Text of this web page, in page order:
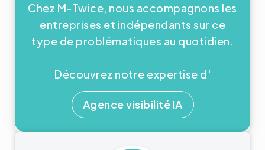
Chez M-Twice, nous accompagnons les
entreprises et indépendants sur ce
type de problématiques au quotidien.
Découvrez notre expertise d'
Agence visibilité IA